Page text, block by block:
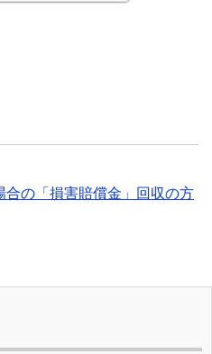
合の「損害賠償金」回収の方